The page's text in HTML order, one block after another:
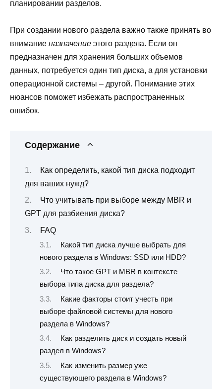
планировании разделов.
При создании нового раздела важно также принять во
внимание назначение этого раздела. Если он
предназначен для хранения больших объемов
данных, потребуется один тип диска, а для установки
операционной системы – другой. Понимание этих
нюансов поможет избежать распространенных
ошибок.
Содержание
Как определить, какой тип диска подходит
для ваших нужд?
Что учитывать при выборе между MBR и
GPT для разбиения диска?
FAQ
Какой тип диска лучше выбрать для
нового раздела в Windows: SSD или HDD?
Что такое GPT и MBR в контексте
выбора типа диска для раздела?
Какие факторы стоит учесть при
выборе файловой системы для нового
раздела в Windows?
Как разделить диск и создать новый
раздел в Windows?
Как изменить размер уже
существующего раздела в Windows?